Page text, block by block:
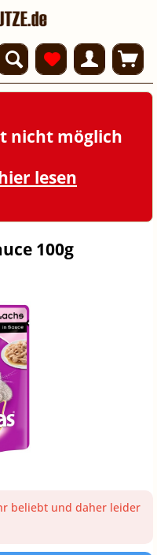
nicht möglich
lesen
100g
beliebt und daher leider